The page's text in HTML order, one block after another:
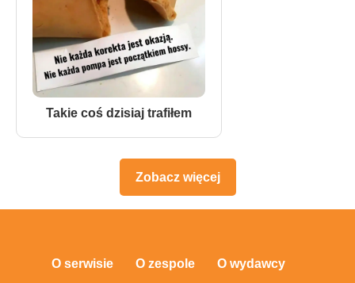
Takie coś dzisiaj trafiłem
Zobacz więcej
O serwisie O zespole O wydawcy